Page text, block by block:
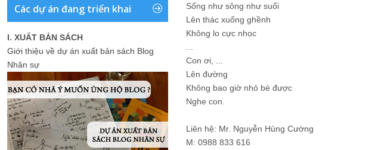
Các dự án đang triển khai
I. XUẤT BẢN SÁCH
Giới thiệu về dự án xuất bản sách Blog
Nhân sự
Sống như sông như suối
Lên thác xuống ghềnh
Không lo cực nhọc
Con ơi, ...
Lên đường
Không bao giờ nhỏ bé được
Nghe con.
Liên hệ: Mr. Nguyễn Hùng Cường
M: 0988 833 616